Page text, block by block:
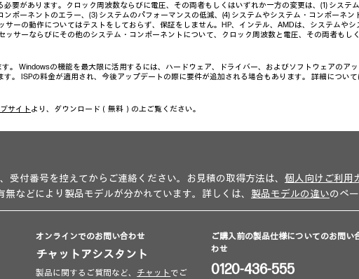
要があります。クロック周波数ならびに電圧、その両者もしくはいずれか一方の変更は、(1) システ
ポーネントのエラー、(3) システムのパフォーマンスの低減、(4) システムやシステム・コンポーネ
ーの動作についてはテストをしておらず、保証をしません。HP、インテル、AMDは、システムや
サーならびにその他のシステム・コンポーネントについて、クロック周波数と電圧、その両者もし
Windowsの機能を最大限に活用するには、ハードウェア、ドライバー、およびソフトウェアのア
。 ISPの料金が適用され、今後アップデートの際に要件が追加される場合もあります。 詳細について
サイト より、ダウンロード（無料）の上ご覧ください。
付番号を控えてからご連絡ください。お見積の取得方法は、 個人向けご利用
などにより製品モデルが分かれています。詳しくは、 製品モデルの違いのペ
オンラインでのお問い合わせ
チャットアシスタント
製品に関するご質問など、 チャット でご
ご購入前の製品仕様についてのお問い
わせ
0120-436-555